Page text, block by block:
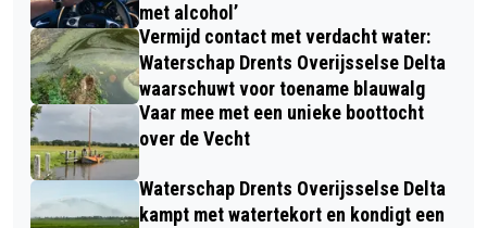
met alcohol’
Vermijd contact met verdacht water:
Waterschap Drents Overijsselse Delta
waarschuwt voor toename blauwalg
Vaar mee met een unieke boottocht
over de Vecht
Waterschap Drents Overijsselse Delta
kampt met watertekort en kondigt een